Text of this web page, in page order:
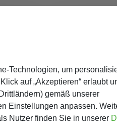
Über Gejo
Kontaktformular
Datenschutz
Technologien, um
auf „Akzeptieren“ erlaubt
gemäß unserer
Einstellungen anpassen.
Nutzer finden Sie in unserer